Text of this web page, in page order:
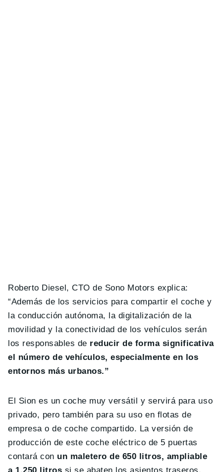
Roberto Diesel, CTO de Sono Motors explica:
“Además de los servicios para compartir el coche y
la conducción autónoma, la digitalización de la
movilidad y la conectividad de los vehículos serán
los responsables de reducir de forma significativa
el número de vehículos, especialmente en los
entornos más urbanos.”
El Sion es un coche muy versátil y servirá para uso
privado, pero también para su uso en flotas de
empresa o de coche compartido. La versión de
producción de este coche eléctrico de 5 puertas
contará con un maletero de 650 litros, ampliable